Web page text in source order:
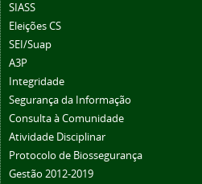
SIASS
Eleições CS
SEI/Suap
A3P
Integridade
Segurança da Informação
Consulta à Comunidade
Atividade Disciplinar
Protocolo de Biossegurança
Gestão 2012-2019